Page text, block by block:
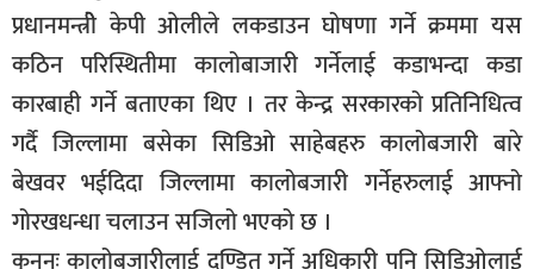
प्रधानमन्त्रीे केपी ओलीले लकडाउन घोषणा गर्ने क्रममा यस
कठिन परिस्थितीमा कालोबाजारी गर्नेलाई कडाभन्दा कडा
कारबाही गर्ने बताएका थिए । तर केन्द्र सरकारको प्रतिनिधित्व
गर्दै जिल्लामा बसेका सिडिओ साहेबहरु कालोबजारी बारे
बेखवर भईदिदा जिल्लामा कालोबजारी गर्नेहरुलाई आफ्नो
गोरखधन्धा चलाउन सजिलो भएको छ ।